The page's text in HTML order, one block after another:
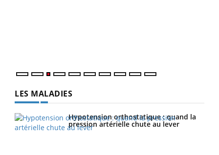
LES MALADIES
Hypotension orthostatique : quand la
pression artérielle chute au lever